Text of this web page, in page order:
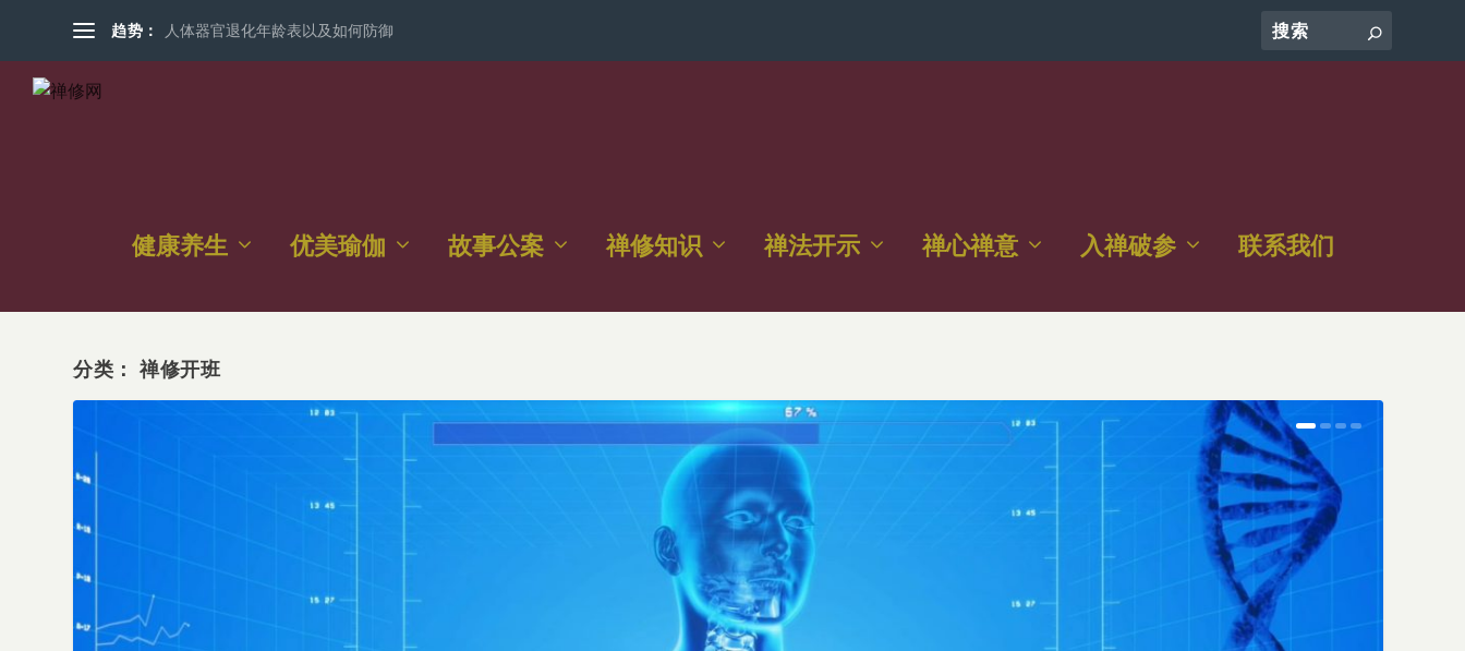
趋势： 人体器官退化年龄表以及如何防御
健康养生 优美瑜伽 故事公案 禅修知识 禅法开示 禅心禅意 入禅破参 联系我们
分类：禅修开班